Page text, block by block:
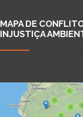
MAPA DE
INJUSTIÇA